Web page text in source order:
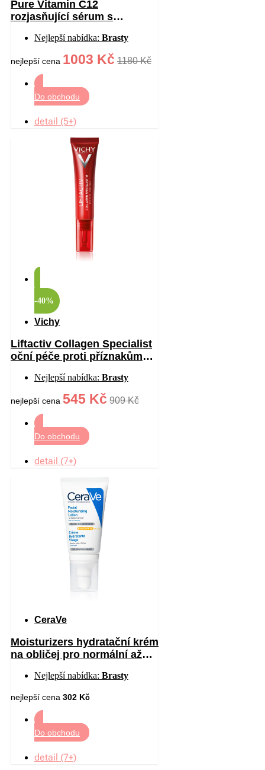
Pure Vitamin C12
rozjasňující sérum s
30 mlNejlepší nabídka: Brasty
nejlepší cena 1003 Kč 1180 Kč
Do obchodu
detail (5+)
-40%
Vichy
Liftactiv Collagen Specialist
oční péče proti příznakům
Nejlepší nabídka: Brasty
nejlepší cena 545 Kč 909 Kč
Do obchodu
detail (7+)
CeraVe
Moisturizers hydratační krém
na obličej pro normální až
Nejlepší nabídka: Brasty
nejlepší cena 302 Kč
Do obchodu
detail (7+)